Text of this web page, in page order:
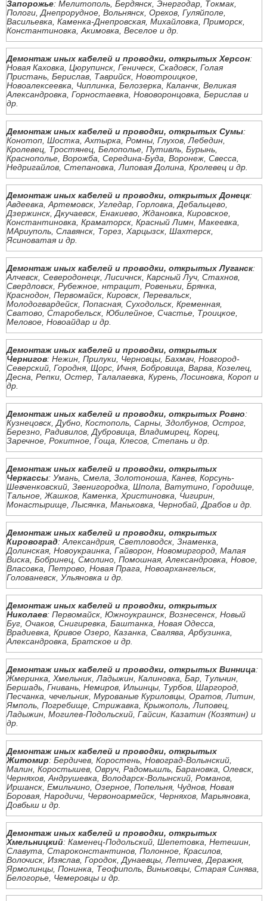
Запорожье: Мелитополь, Бердянск, Энергодар, Токмак,
Пологи, Днепрорудное, Вольнянск, Орехов, Гуляйполе,
Васильевка, Каменка-Днепровская, Михайловка, Приморск,
Константиновка, Акимовка, Веселое и др.
Демонтаж иных кабелей и проводки, открытых Херсон:
Новая Каховка, Цюрупинск, Геническ, Скадовск, Голая
Пристань, Берислав, Таврийск, Новотроицкое,
Новоалексеевка, Чиплинка, Белозерка, Каланчк, Великая
Александровка, Горностаевка, Нововоронцовка, Берислав и
др.
Демонтаж иных кабелей и проводки, открытых Сумы:
Конотоп, Шостка, Ахтырка, Ромны, Глухов, Лебедин,
Кролевец, Тростянец, Белополье, Путивль, Бурынь,
Краснополье, Ворожба, Середина-Буда, Воронеж, Свесса,
Недригайлов, Степановка, Липовая Долина, Кролевец и др.
Демонтаж иных кабелей и проводки, открытых Донецк:
Авдеевка, Артемовск, Угледар, Горловка, Дебальцево,
Дзержинск, Дкучаевск, Енакиево, Ждановка, Кировское,
Константиновка, Краматорск, Красный Лимн, Макеевка,
МАриуполь, Славянск, Торез, Харцызск, Шахтерск,
Ясиноватая и др.
Демонтаж иных кабелей и проводки, открытых Луганск:
Алчевск, Северодонецк, Лисичнск, Карсный Луч, Стахнов,
Свердловск, Рубежное, нтрацит, Ровеньки, Брянка,
Краснодон, Первомайск, Кировск, Перевальск,
Молодогвардейск, Попасная, Суходольск, Кременная,
Сватово, Старобельск, Юбилейное, Счастье, Троицкое,
Меловое, Новоайдар и др.
Демонтаж иных кабелей и проводки, открытых
Чернигов: Нежин, Прилуки, Черновцы, Бахмач, Новгород-
Северский, Городня, Щорс, Ичня, Бобровица, Варва, Козелец,
Десна, Репки, Остер, Талалаевка, Курень, Лосиновка, Короп и
др.
Демонтаж иных кабелей и проводки, открытых Ровно:
Кузнецовск, Дубно, Костополь, Сарны, Здолбунов, Острог,
Березно, Радивилов, Дубровица, Владимирец, Корец,
Заречное, Рокитное, Гоща, Клесов, Степань и др.
Демонтаж иных кабелей и проводки, открытых
Черкассы: Умань, Смела, Золотоноша, Канев, Корсунь-
Шевченковский, Звенигородка, Шпола, Ватутино, Городище,
Тальное, Жашков, Каменка, Христиновка, Чигирин,
Монастырище, Лысянка, Маньковка, Чернобай, Драбов и др.
Демонтаж иных кабелей и проводки, открытых
Кировоград: Александрия, Светловодск, Знаменка,
Долинская, Новоукраинка, Гайворон, Новомиргород, Малая
Виска, Бобринец, Смолино, Помошная, Александровка, Новое,
Власовка, Петрово, Новая Прага, Новоархангельск,
Голованевск, Ульяновка и др.
Демонтаж иных кабелей и проводки, открытых
Николаев: Первомайск, Южноукраинск, Вознесенск, Новый
Буг, Очаков, Снигиревка, Баштанка, Новая Одесса,
Врадиевка, Кривое Озеро, Казанка, Свалява, Арбузинка,
Александровка, Братское и др.
Демонтаж иных кабелей и проводки, открытых Винница:
Жмеринка, Хмельник, Ладыжин, Калиновка, Бар, Тульчин,
Бершадь, Гнивань, Немиров, Ильинцы, Турбов, Шаргород,
Песчанка, чечельник, Мурованые Куриловцы, Оратов, Литин,
Ямполь, Погребище, Стрижавка, Крыжополь, Липовец,
Ладыжин, Могилев-Подольский, Гайсин, Казатин (Козятин) и
др.
Демонтаж иных кабелей и проводки, открытых
Житомир: Бердичев, Коростень, Новоград-Волынский,
Малин, Коростышев, Овруч, Радомышль, Барановка, Олевск,
Черняхов, Андрушевка, Володарск-Волынский, Романов,
Иршанск, Емильчино, Озерное, Попельня, Чуднов, Новая
Боровая, Народичи, Червоноармейск, Черняхов, Марьяновка,
Довбыш и др.
Демонтаж иных кабелей и проводки, открытых
Хмельницкий: Каменец-Подольский, Шепетовка, Нетешин,
Славута, Староконстантинов, Полонное, Красилов,
Волочиск, Изяслав, Городок, Дунаевцы, Летичев, Деражня,
Ярмолинцы, Понинка, Теофиполь, Виньковцы, Старая Синява,
Белогорье, Чемеровцы и др.